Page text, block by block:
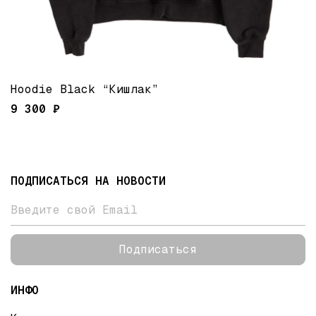
Hoodie Black “Кишлак”
9 300 ₽
ПОДПИСАТЬСЯ НА НОВОСТИ
Подписаться
ИНФО